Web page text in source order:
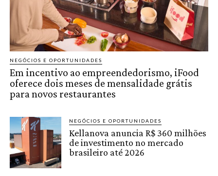
NEGÓCIOS E OPORTUNIDADES
Em incentivo ao empreendedorismo, iFood
oferece dois meses de mensalidade grátis
para novos restaurantes
NEGÓCIOS E OPORTUNIDADES
Kellanova anuncia R$ 360 milhões
de investimento no mercado
brasileiro até 2026